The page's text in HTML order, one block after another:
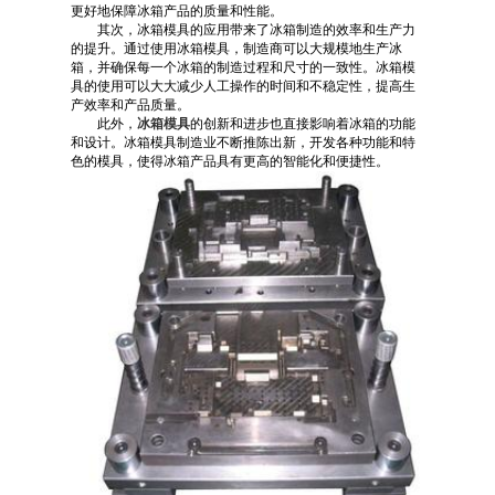
更好地保障冰箱产品的质量和性能。
其次，冰箱模具的应用带来了冰箱制造的效率和生产力
的提升。通过使用冰箱模具，制造商可以大规模地生产冰
箱，并确保每一个冰箱的制造过程和尺寸的一致性。冰箱模
具的使用可以大大减少人工操作的时间和不稳定性，提高生
产效率和产品质量。
此外， 冰箱模具的创新和进步也直接影响着冰箱的功能
和设计。冰箱模具制造业不断推陈出新，开发各种功能和特
色的模具，使得冰箱产品具有更高的智能化和便捷性。